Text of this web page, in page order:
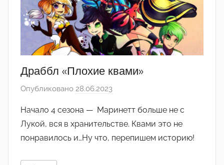
Драббл «Плохие квами»
Опубликовано 28.06.2023
т
о
р
Начало 4 сезона — Маринетт больше не с
Лукой, вся в хранительстве. Квами это не
понравилось и…Ну что, перепишем историю!